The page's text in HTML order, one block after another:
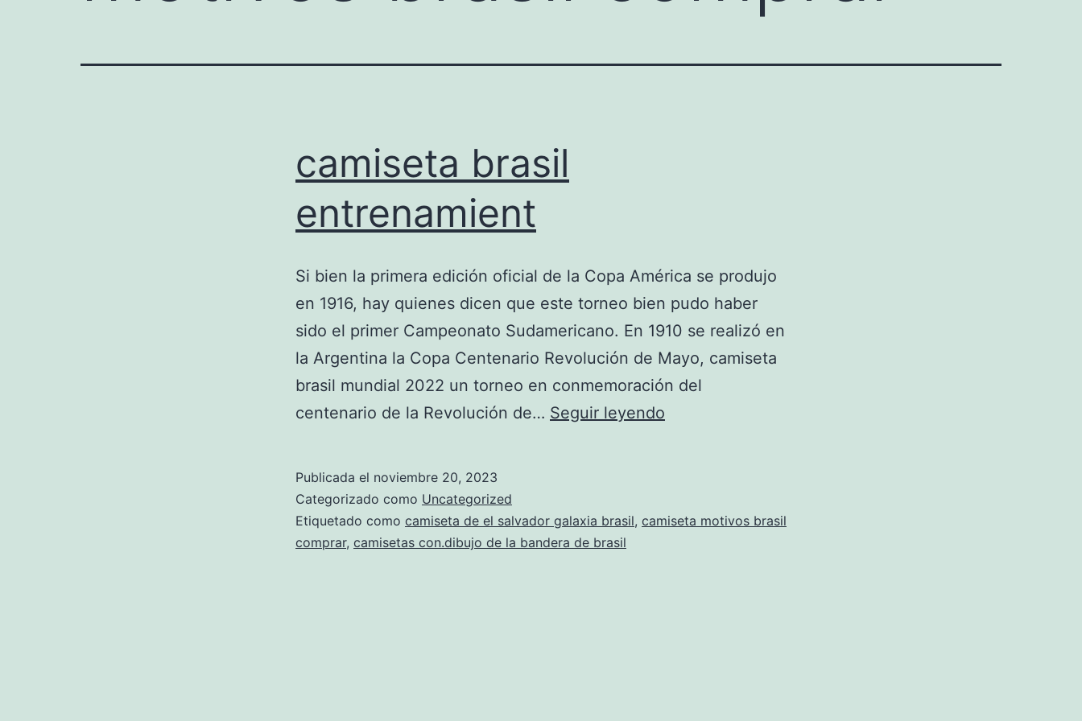
camiseta brasil
entrenamient
Si bien la primera edición oficial de la Copa América se produjo
en 1916, hay quienes dicen que este torneo bien pudo haber
sido el primer Campeonato Sudamericano. En 1910 se realizó en
la Argentina la Copa Centenario Revolución de Mayo, camiseta
brasil mundial 2022 un torneo en conmemoración del
centenario de la Revolución de… Seguir leyendo
Publicada el noviembre 20, 2023
Categorizado como Uncategorized
Etiquetado como camiseta de el salvador galaxia brasil, camiseta motivos brasil
comprar, camisetas con.dibujo de la bandera de brasil